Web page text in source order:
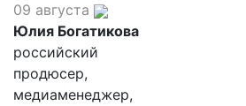
09 августа
Юлия Богатикова
российский
продюсер,
медиаменеджер,